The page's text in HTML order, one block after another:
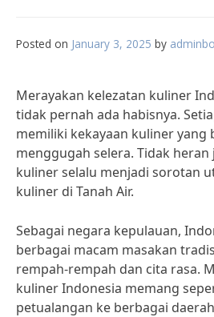
Posted on January 3, 2025 by
Merayakan kelezatan kuliner
tidak pernah ada habisnya.
memiliki kekayaan kuliner yang
menggugah selera. Tidak
kuliner selalu menjadi sorotan
kuliner di Tanah Air.
Sebagai negara kepulauan,
berbagai macam masakan
rempah-rempah dan cita rasa.
kuliner Indonesia memang
petualangan ke berbagai